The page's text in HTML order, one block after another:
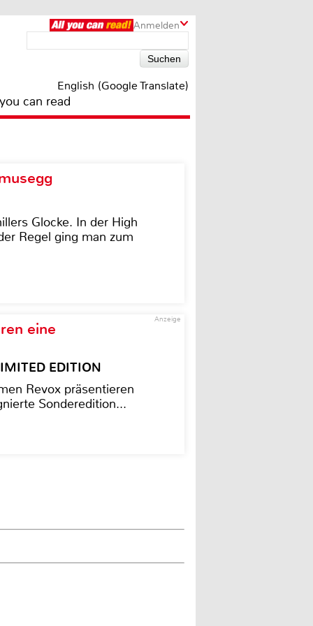
Anmelden
English (Google Translate)
can read
Glocke. In der High
Regel ging man zum
Anzeige
eine
EDITION
Revox präsentieren
Sonderedition...